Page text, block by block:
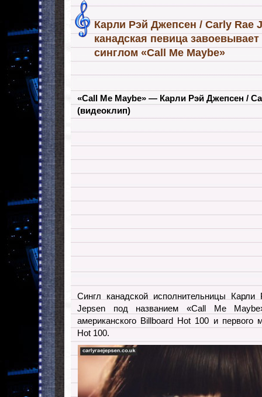
Карли Рэй Джепсен / Carly Rae
канадская певица
синглом «Call Me Maybe»
«Call Me Maybe» — Карли Рэй Джепсен /
(видеоклип)
Сингл канадской исполнительницы
Jepsen под названием «Call Me
американского Billboard Hot 100 и первого
Hot 100.